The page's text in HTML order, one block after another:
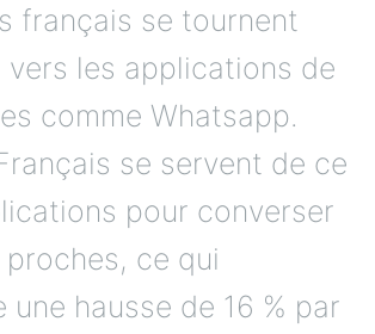
français se tournent
vers les applications de
comme Whatsapp.
se servent de ce
pour converser
ce qui
une hausse de 16 % par